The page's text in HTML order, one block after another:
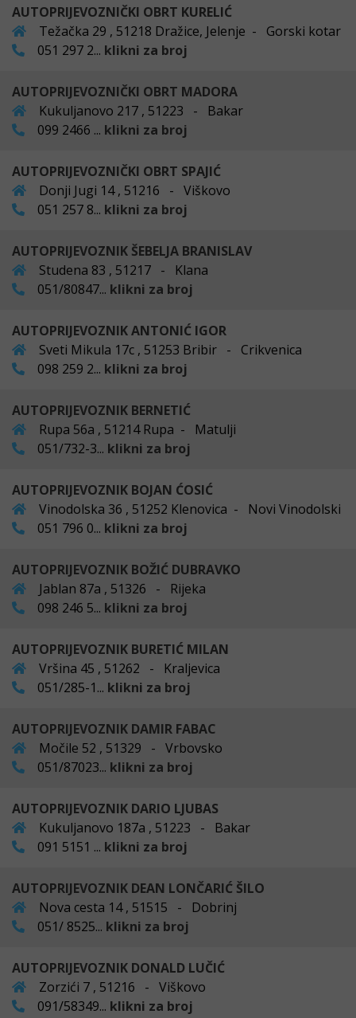
AUTOPRIJEVOZNIČKI OBRT KURELIĆ
Težačka 29 , 51218 Dražice, Jelenje - Gorski kotar
051 297 2... klikni za broj
AUTOPRIJEVOZNIČKI OBRT MADORA
Kukuljanovo 217 , 51223 - Bakar
099 2466 ... klikni za broj
AUTOPRIJEVOZNIČKI OBRT SPAJIĆ
Donji Jugi 14 , 51216 - Viškovo
051 257 8... klikni za broj
AUTOPRIJEVOZNIK ŠEBELJA BRANISLAV
Studena 83 , 51217 - Klana
051/80847... klikni za broj
AUTOPRIJEVOZNIK ANTONIĆ IGOR
Sveti Mikula 17c , 51253 Bribir - Crikvenica
098 259 2... klikni za broj
AUTOPRIJEVOZNIK BERNETIĆ
Rupa 56a , 51214 Rupa - Matulji
051/732-3... klikni za broj
AUTOPRIJEVOZNIK BOJAN ĆOSIĆ
Vinodolska 36 , 51252 Klenovica - Novi Vinodolski
051 796 0... klikni za broj
AUTOPRIJEVOZNIK BOŽIĆ DUBRAVKO
Jablan 87a , 51326 - Rijeka
098 246 5... klikni za broj
AUTOPRIJEVOZNIK BURETIĆ MILAN
Vršina 45 , 51262 - Kraljevica
051/285-1... klikni za broj
AUTOPRIJEVOZNIK DAMIR FABAC
Močile 52 , 51329 - Vrbovsko
051/87023... klikni za broj
AUTOPRIJEVOZNIK DARIO LJUBAS
Kukuljanovo 187a , 51223 - Bakar
091 5151 ... klikni za broj
AUTOPRIJEVOZNIK DEAN LONČARIĆ ŠILO
Nova cesta 14 , 51515 - Dobrinj
051/ 8525... klikni za broj
AUTOPRIJEVOZNIK DONALD LUČIĆ
Zorzići 7 , 51216 - Viškovo
091/58349... klikni za broj